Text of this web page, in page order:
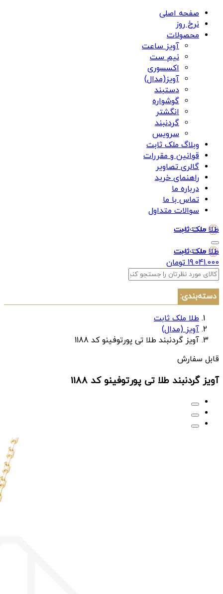
صفحه اصلی
نرخ روز
محصولات
آویز ساعت
نیم ست
اکسسوری
آویز(مدال)
دستبند
گوشواره
انگشتر
گردنبند
سرویس
وبلاگ ملک ثابت
قوانین و مقررات
گالری تصاویر
راهنمای خرید
درباره ما
تماس با ما
سوالات متداول
طلا ملک ثابت
طلا ملک ثابت
19.041.000 تومان
دسته‌بندی:
طلا ملک ثابت
آویز (مدال)
آویز گردنبند طلا تی پورتوفینو کد 1188
قابل سفارش
آویز گردنبند طلا تی پورتوفینو کد 1188